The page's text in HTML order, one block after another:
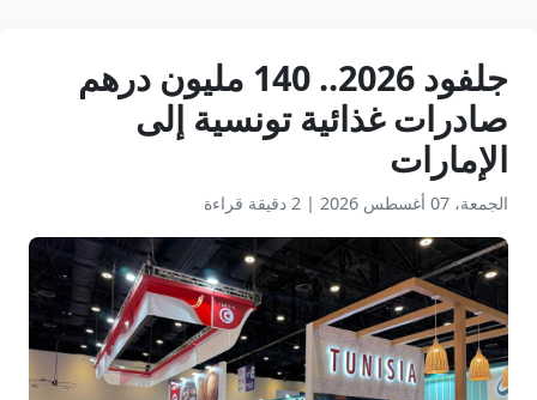
جلفود 2026.. 140 مليون درهم
صادرات غذائية تونسية إلى
الإمارات
الجمعة، 07 أغسطس 2026 | 2 دقيقة قراءة